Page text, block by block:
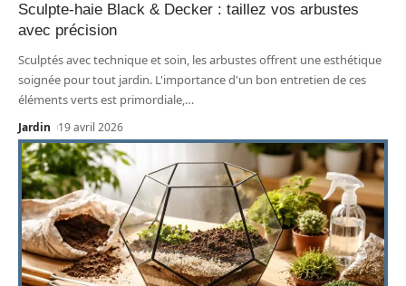
Sculpte-haie Black & Decker : taillez vos arbustes
avec précision
Sculptés avec technique et soin, les arbustes offrent une esthétique
soignée pour tout jardin. L'importance d'un bon entretien de ces
éléments verts est primordiale,…
Jardin 19 avril 2026